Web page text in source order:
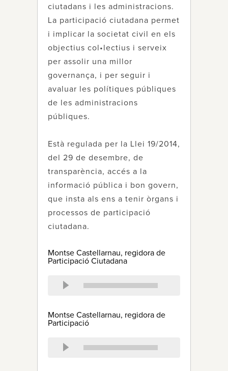
ciutadans i les administracions.
La participació ciutadana permet
i implicar la societat civil en els
objectius col•lectius i serveix
per assolir una millor
governança, i per seguir i
avaluar les polítiques públiques
de les administracions
públiques.
Està regulada per la Llei 19/2014,
del 29 de desembre, de
transparència, accés a la
informació pública i bon govern,
que insta als ens a tenir òrgans i
processos de participació
ciutadana.
Montse Castellarnau, regidora de
Participació Ciutadana
Montse Castellarnau, regidora de
Participació